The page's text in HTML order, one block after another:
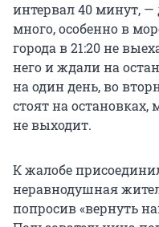
интервал 40 минут, —
много, особенно в
города в 21:20 не
него и ждали на
на один день, во
стоят на остановках,
не выходит.
К жалобе
неравнодушная
попросив «вернуть